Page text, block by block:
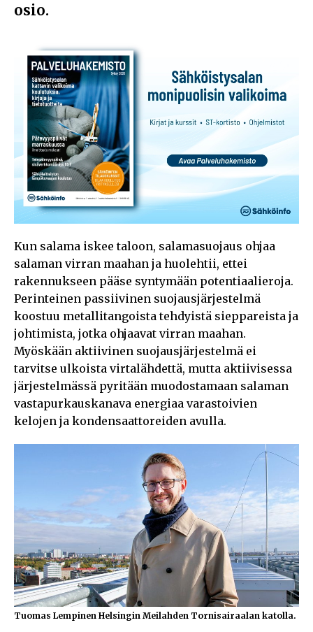
osio.
Kun salama iskee taloon, salamasuojaus ohjaa
salaman virran maahan ja huolehtii, ettei
rakennukseen pääse syntymään potentiaalieroja.
Perinteinen passiivinen suojausjärjestelmä
koostuu metallitangoista tehdyistä sieppareista ja
johtimista, jotka ohjaavat virran maahan.
Myöskään aktiivinen suojausjärjestelmä ei
tarvitse ulkoista virtalähdettä, mutta aktiivisessa
järjestelmässä pyritään muodostamaan salaman
vastapurkauskanava energiaa varastoivien
kelojen ja kondensaattoreiden avulla.
Tuomas Lempinen Helsingin Meilahden Tornisairaalan katolla.